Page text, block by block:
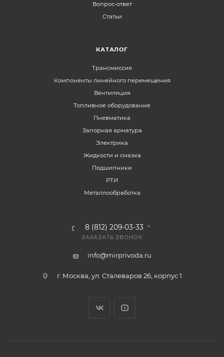
Вопрос-ответ
Статьи
КАТАЛОГ
Трансмиссия
Компоненты линейного перемещения
Вентиляция
Топливное оборудование
Пневматика
Запорная арматура
Электрика
Жидкости и смазка
Подшипники
РТИ
Металлообработка
8 (812) 209-03-33
ЗАКАЗАТЬ ЗВОНОК
info@mirprivoda.ru
г. Москва, ул. Сталеваров 26, корпус 1